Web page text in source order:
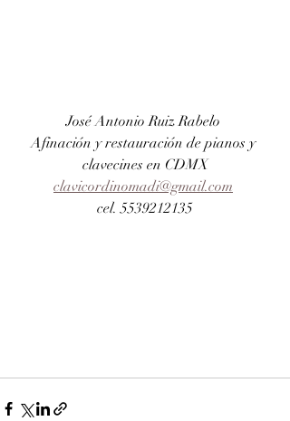
José Antonio Ruiz Rabelo
Afinación y restauración de pianos y
clavecines en CDMX
clavicordinomadi@gmail.com
cel. 5539212135